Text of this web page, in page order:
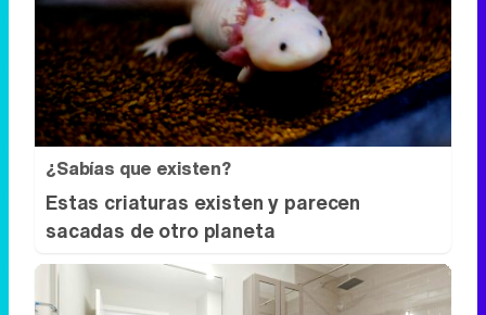
¿Sabías que existen?
Estas criaturas existen y parecen
sacadas de otro planeta